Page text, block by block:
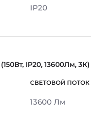
IP20
IP20, 13600Лм, 3К)
13600 Лм